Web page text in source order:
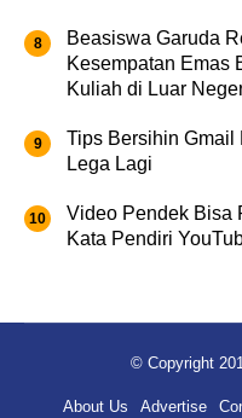
Beasiswa Garuda
Kesempatan Emas
Kuliah di Luar
Tips Bersihin Gmail
Lega Lagi
Video Pendek Bisa
Kata Pendiri
© Copyright
About Us Advertise